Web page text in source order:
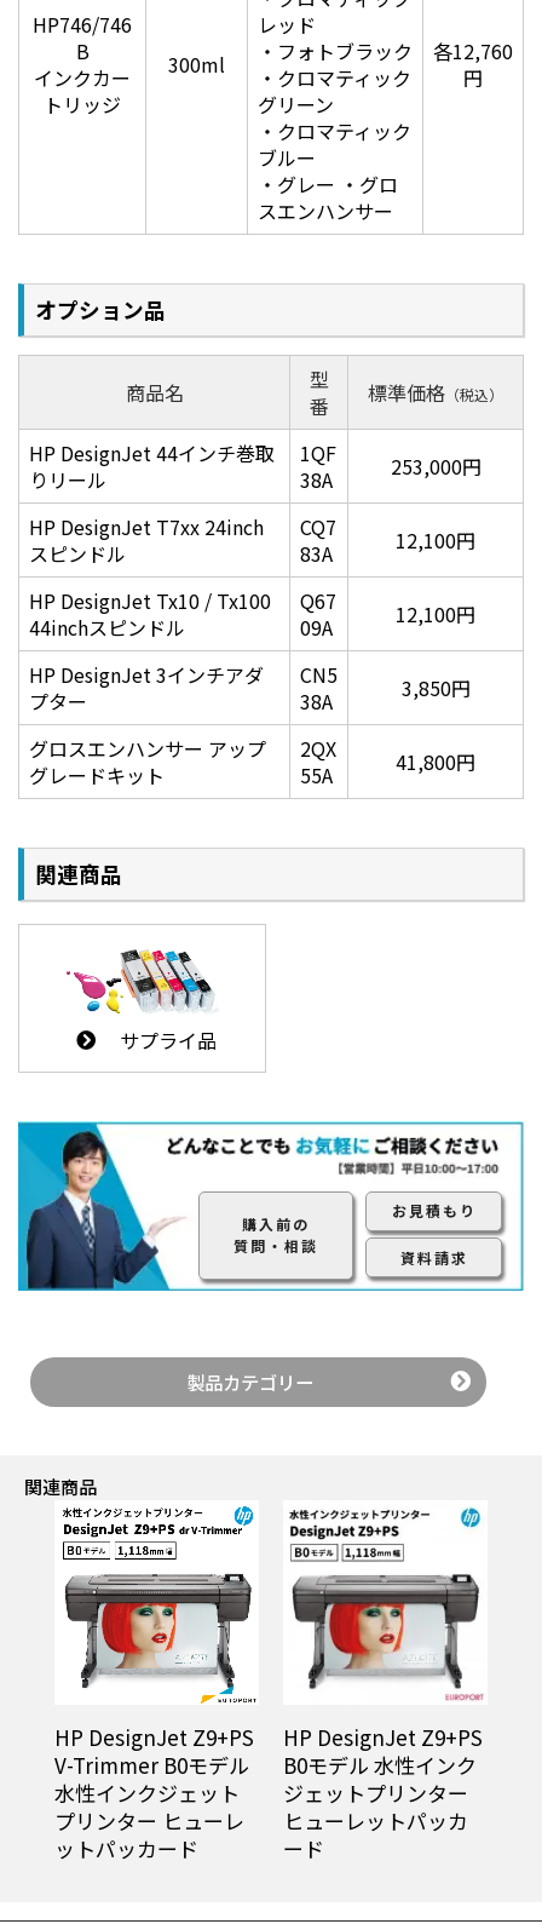
HP746/746
B
インクカー
トリッジ
300ml
レッド
・フォトブラック
・クロマティック
グリーン
・クロマティック
ブルー
・グレー ・グロ
スエンハンサー
各12,760
円
オプション品
商品名
型
番
標準価格 （税込）
HP DesignJet 44インチ巻取
りリール
1QF
38A
253,000円
HP DesignJet T7xx 24inch
スピンドル
CQ7
83A
12,100円
HP DesignJet Tx10 / Tx100
44inchスピンドル
Q67
09A
12,100円
HP DesignJet 3インチアダ
プター
CN5
38A
3,850円
グロスエンハンサー アップ
グレードキット
2QX
55A
41,800円
関連商品
サプライ品
購入前の
質問・相談
お見積もり
資料請求
製品カテゴリー
関連商品
HP DesignJet Z9+PS
V-Trimmer B0モデル
水性インクジェット
プリンター ヒューレ
ットパッカード
HP DesignJet Z9+PS
B0モデル 水性インク
ジェットプリンター
ヒューレットパッカ
ード